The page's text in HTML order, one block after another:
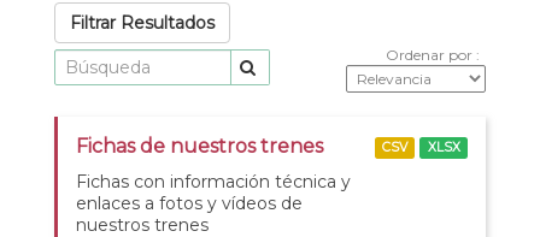
Filtrar Resultados
Ordenar por
Fichas de nuestros trenes
Fichas con información técnica y
enlaces a fotos y vídeos de
nuestros trenes
CSV XLSX